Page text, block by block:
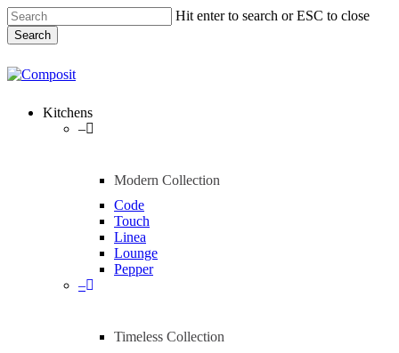
Skip
to
main
Hit enter to search or ESC to close
Search
Close
Menu
Kitchens
–
Modern Collection
Code
Touch
Linea
Lounge
Pepper
–
Timeless Collection